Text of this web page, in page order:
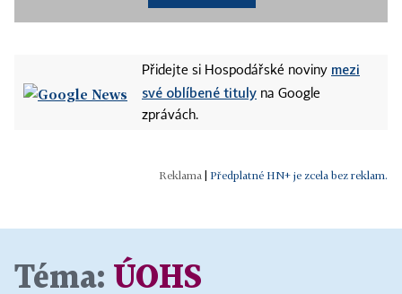
Přidejte si Hospodářské noviny mezi
své oblíbené tituly na Google
zprávách.
Předplatné HN+ je zcela bez reklam.
Téma: ÚOHS